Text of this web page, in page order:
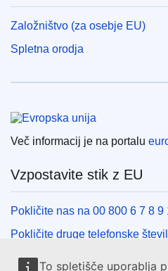
To spletišče uporablja
Založništvo (za osebje EU)
Spletna orodja
Evropska unija
Več informacij je na portalu
Vzpostavite stik z EU
Pokličite nas na 00 800 6 7 8 9
Pokličite druge telefonske
Pišite nam s kontaktnim